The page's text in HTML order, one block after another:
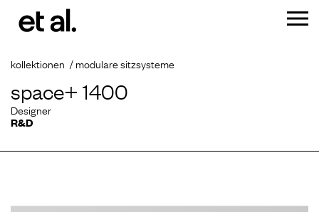
kollektionen modulare sitzsysteme
space+ 1400
Designer
R&D